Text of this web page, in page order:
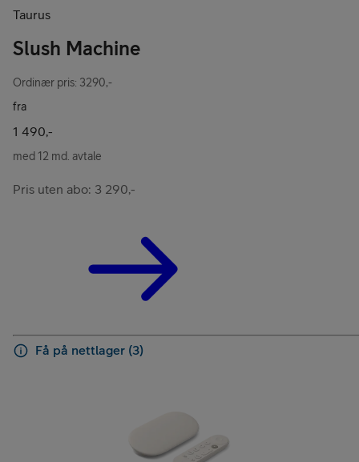
Taurus
Slush Machine
Ordinær pris: 3290,-
fra
1 490,-
med 12 md. avtale
Pris uten abo: 3 290,-
Få på nettlager (3)